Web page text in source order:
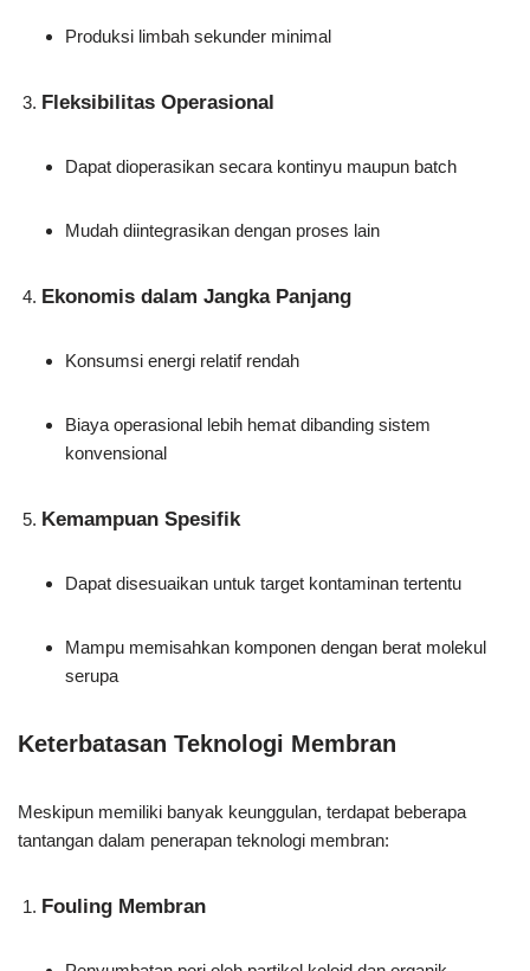
Produksi limbah sekunder minimal
Fleksibilitas Operasional
Dapat dioperasikan secara kontinyu maupun batch
Mudah diintegrasikan dengan proses lain
Ekonomis dalam Jangka Panjang
Konsumsi energi relatif rendah
Biaya operasional lebih hemat dibanding sistem
konvensional
Kemampuan Spesifik
Dapat disesuaikan untuk target kontaminan tertentu
Mampu memisahkan komponen dengan berat molekul
serupa
Keterbatasan Teknologi Membran
Meskipun memiliki banyak keunggulan, terdapat beberapa
tantangan dalam penerapan teknologi membran:
Fouling Membran